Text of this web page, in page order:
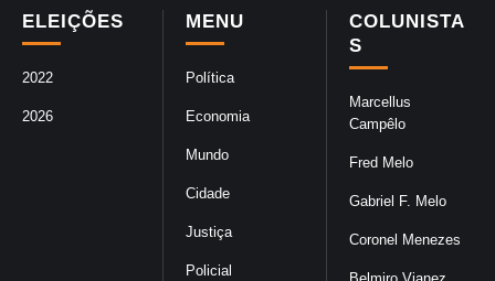
COLUNISTA
S
Marcellus
Campêlo
Fred Melo
Gabriel F. Melo
Coronel Menezes
MENU
Política
Economia
Mundo
Cidade
Justiça
Policial
ELEIÇÕES
2022
2026